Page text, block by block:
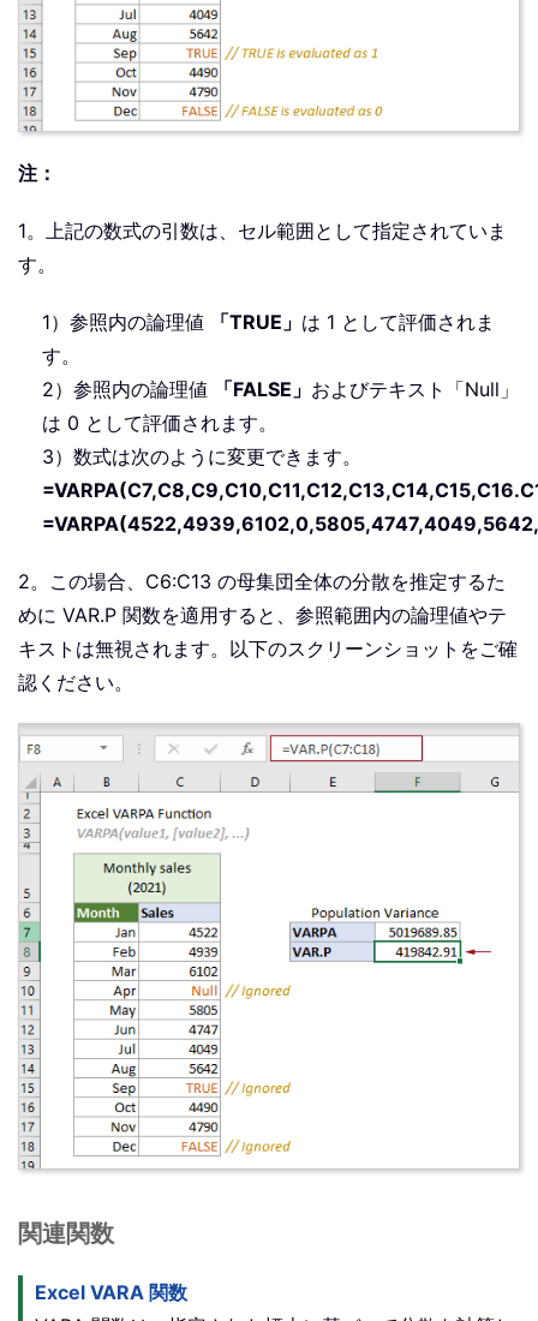
注：
1。上記の数式の引数は、セル範囲として指定されていま
す。
1）参照内の論理値 「TRUE」 は 1 として評価されま
す。
2）参照内の論理値
「FALSE」 およびテキスト「Null」
は 0 として評価されます。
3）数式は次のように変更できます。
2。この場合、C6:C13 の母集団全体の分散を推定するた
めに VAR.P 関数を適用すると、参照範囲内の論理値やテ
キストは無視されます。以下のスクリーンショットをご確
認ください。
関連関数
Excel VARA 関数